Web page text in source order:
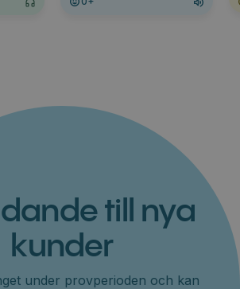
till nya
kunder
under provperioden och kan